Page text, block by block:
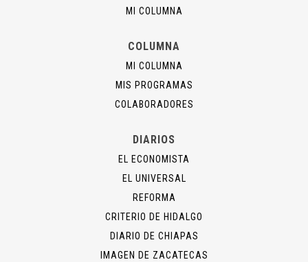
MI COLUMNA
COLUMNA
MI COLUMNA
MIS PROGRAMAS
COLABORADORES
DIARIOS
EL ECONOMISTA
EL UNIVERSAL
REFORMA
CRITERIO DE HIDALGO
DIARIO DE CHIAPAS
IMAGEN DE ZACATECAS